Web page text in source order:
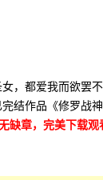
，都爱我而欲
作品《修罗战神
缺章，完美下载观